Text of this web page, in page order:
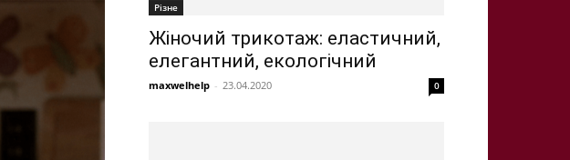
Різне
Жіночий трикотаж: еластичний,
елегантний, екологічний
maxwelhelp - 23.04.2020 0